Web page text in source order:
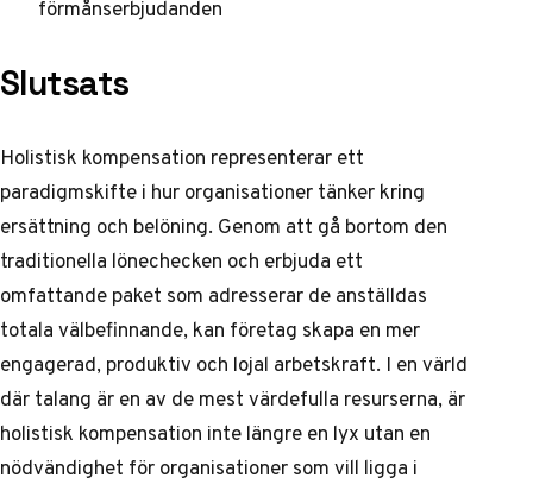
förmånserbjudanden
Slutsats
Holistisk kompensation representerar ett
paradigmskifte i hur organisationer tänker kring
ersättning och belöning. Genom att gå bortom den
traditionella lönechecken och erbjuda ett
omfattande paket som adresserar de anställdas
totala välbefinnande, kan företag skapa en mer
engagerad, produktiv och lojal arbetskraft. I en värld
där talang är en av de mest värdefulla resurserna, är
holistisk kompensation inte längre en lyx utan en
nödvändighet för organisationer som vill ligga i